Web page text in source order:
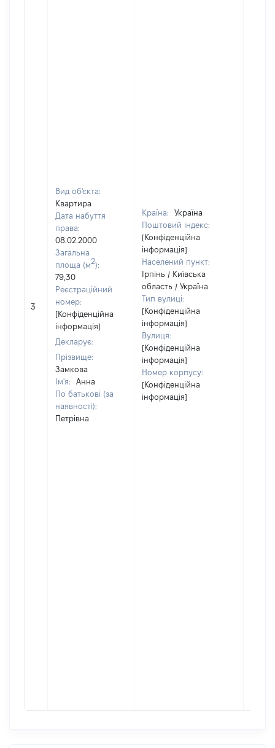
3
Вид об'єкта:
Квартира
Дата набуття
права:
08.02.2000
Загальна
площа (м2):
79,30
Реєстраційний
номер:
[Конфіденційна
інформація]
Декларує:
Прізвище:
Замкова
Ім'я:
Анна
По батькові (за
наявності):
Петрівна
Країна:
Україна
Поштовий індекс:
[Конфіденційна
інформація]
Населений пункт:
Ірпінь / Київська
область / Україна
Тип вулиці:
[Конфіденційна
інформація]
Вулиця:
[Конфіденційна
інформація]
Номер корпусу:
[Конфіденційна
інформація]